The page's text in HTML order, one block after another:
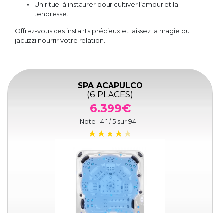
Un rituel à instaurer pour cultiver l’amour et la
tendresse.
Offrez-vous ces instants précieux et laissez la magie du
jacuzzi nourrir votre relation.
SPA ACAPULCO
(6 PLACES)
6.399€
Note : 4.1 / 5 sur94